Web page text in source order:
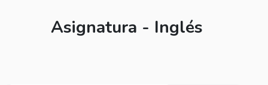
Asignatura - Inglés